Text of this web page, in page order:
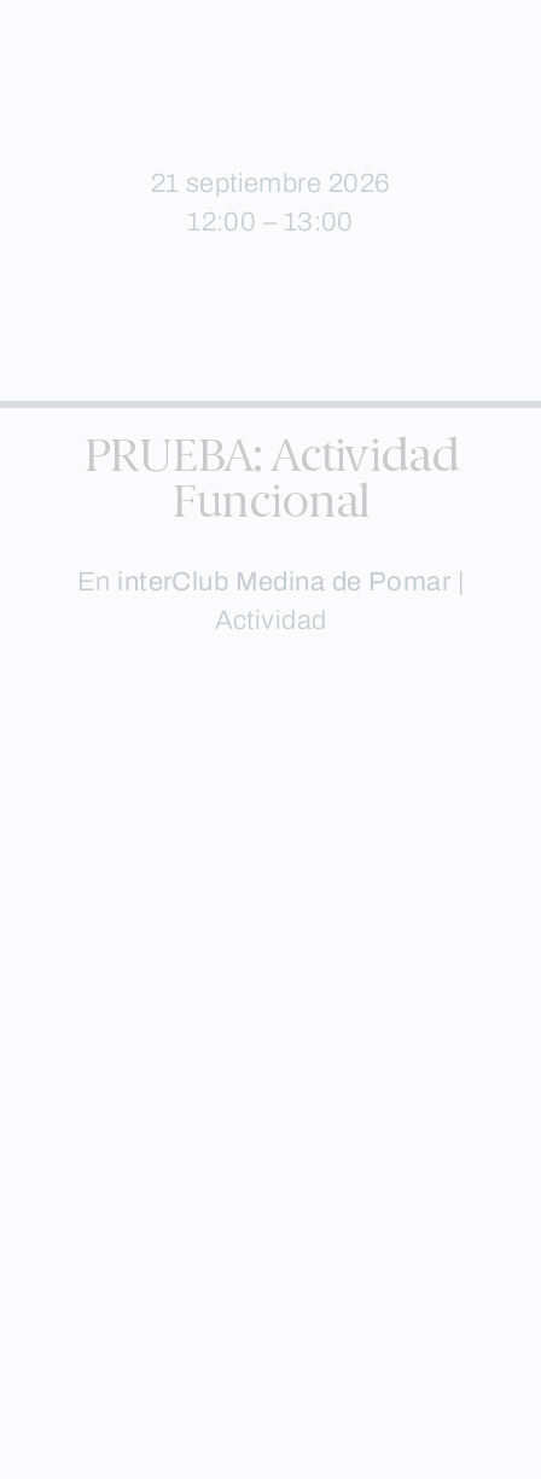
21 septiembre 2026
12:00 – 13:00
PRUEBA: Actividad
Funcional
En interClub Medina de Pomar
Actividad